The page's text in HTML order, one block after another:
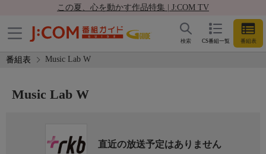
この夏、心を動かす作品特集 | J:COM TV
CS番組一覧 番組表
検索
番組表 Music Lab W
Music Lab W
直近の放送予定はありません